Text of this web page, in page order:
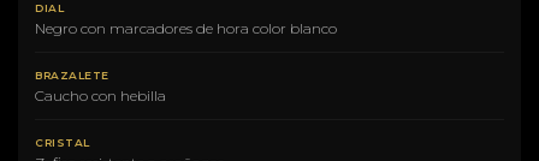
DIAL
Negro con marcadores de hora color blanco
BRAZALETE
Caucho con hebilla
CRISTAL